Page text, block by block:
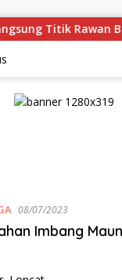
Titik Rawan
08/07/2023
Imbang